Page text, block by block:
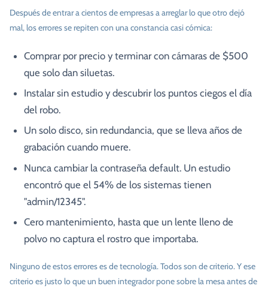
Después de entrar a cientos de empresas a arreglar lo que otro dejó
mal, los errores se repiten con una constancia casi cómica:
Comprar por precio y terminar con cámaras de $500
que solo dan siluetas.
Instalar sin estudio y descubrir los puntos ciegos el día
del robo.
Un solo disco, sin redundancia, que se lleva años de
grabación cuando muere.
Nunca cambiar la contraseña default. Un estudio
encontró que el 54% de los sistemas tienen
"admin/12345".
Cero mantenimiento, hasta que un lente lleno de
polvo no captura el rostro que importaba.
Ninguno de estos errores es de tecnología. Todos son de criterio. Y ese
criterio es justo lo que un buen integrador pone sobre la mesa antes de